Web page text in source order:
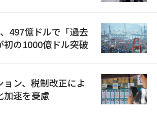
497億ドルで「過去
の1000億ドル突破
ョン、税制改正によ
加速を憂慮